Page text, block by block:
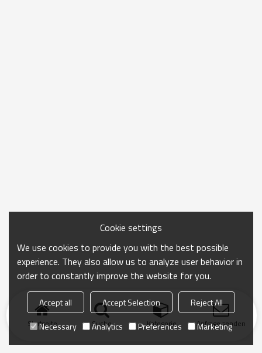
Startseite Suche Kategorie Anfrage senden
Cookie settings
We use cookies to provide you with the best possible
experience. They also allow us to analyze user behavior in
order to constantly improve the website for you.
Accept all Accept Selection
Reject All
Necessary
Analytics Preferences Marketing